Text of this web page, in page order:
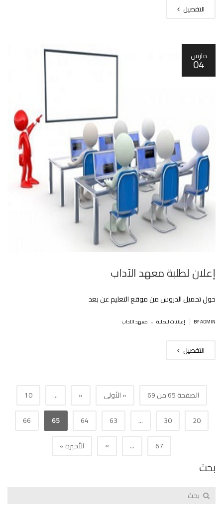
التفصيل
مارس
04
إعلان لطلبة معهد الآداب
حول تحميل الدروس من موقع التعليم عن بعد
BY ADMIN إعلانات للطلبة . معهد الآداب
التفصيل
الصفحة 65 من 69 « الأولى «
...
10
20
30
...
63
64
65
66
67
...
» الأخيرة »
بحث